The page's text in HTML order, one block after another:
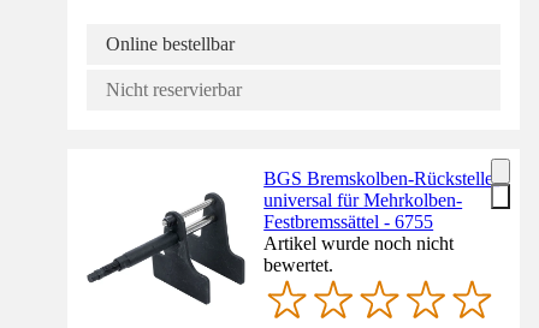
Online bestellbar
Nicht reservierbar
BGS Bremskolben-Rücksteller
universal für Mehrkolben-
Festbremssättel - 6755
Artikel wurde noch nicht
bewertet.